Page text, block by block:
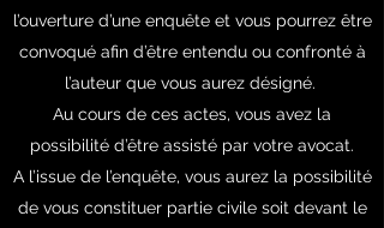
l’ouverture d’une enquête et vous pourrez être
convoqué afin d’être entendu ou confronté à
l’auteur que vous aurez désigné.
Au cours de ces actes, vous avez la
possibilité d’être assisté par votre avocat.
A l’issue de l’enquête, vous aurez la possibilité
de vous constituer partie civile soit devant le